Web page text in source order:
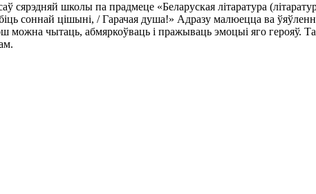
сярэдняй школы па прадмеце «Беларуская літаратура
соннай цішыні, / Гарачая душа!» Адразу малюецца ва
чытаць, абмяркоўваць і пражываць эмоцыі яго герояў.